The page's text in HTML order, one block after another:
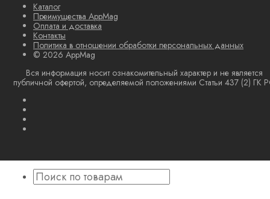
Каталог
Преимущества AppMag
Оплата и доставка
Контакты
Политика в отношении обработки персональных данных
© 2026 AppMag
Вся информация носит ознакомительный характер и не является
публичной офертой, определяемой положениями Статьи 437 (2) ГК